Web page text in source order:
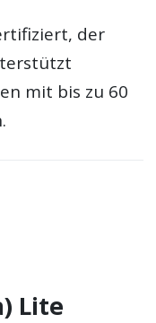
der
mit bis zu 60
Lite